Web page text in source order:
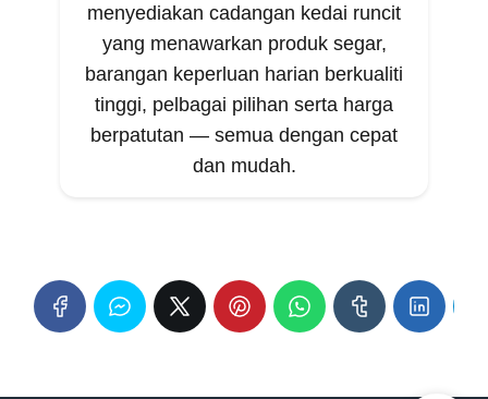
menyediakan cadangan kedai runcit
yang menawarkan produk segar,
barangan keperluan harian berkualiti
tinggi, pelbagai pilihan serta harga
berpatutan — semua dengan cepat
dan mudah.